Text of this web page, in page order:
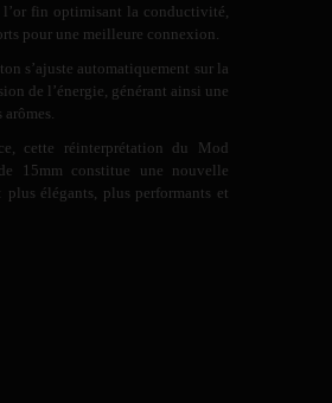
l’or fin optimisant la conductivité,
pour une meilleure connexion.
s’ajuste automatiquement sur la
de l’énergie, générant ainsi une
cette réinterprétation du Mod
15mm constitue une nouvelle
élégants, plus performants et